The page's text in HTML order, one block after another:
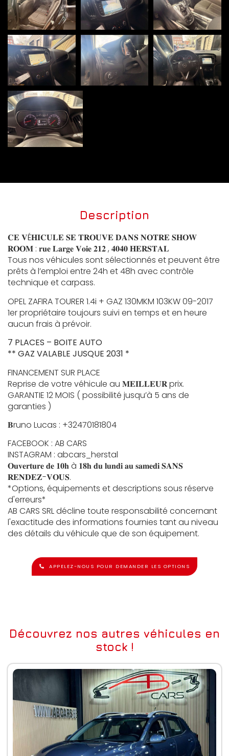
Description
𝐂𝐄 𝐕É𝐇𝐈𝐂𝐔𝐋𝐄 𝐒𝐄 𝐓𝐑𝐎𝐔𝐕𝐄 𝐃𝐀𝐍𝐒 𝐍𝐎𝐓𝐑𝐄 𝐒𝐇𝐎𝐖
𝐑𝐎𝐎𝐌 : 𝐫𝐮𝐞 𝐋𝐚𝐫𝐠𝐞 𝐕𝐨𝐢𝐞 𝟐𝟏𝟐 , 𝟒𝟎𝟒𝟎 𝐇𝐄𝐑𝐒𝐓𝐀𝐋
Tous nos véhicules sont sélectionnés et peuvent être
prêts à l’emploi entre 24h et 48h avec contrôle
technique et carpass.
OPEL ZAFIRA TOURER 1.4i + GAZ 130MKM 103KW 09-2017
1er propriétaire toujours suivi en temps et en heure
aucun frais à prévoir.
7 PLACES – BOITE AUTO
** GAZ VALABLE JUSQUE 2031 *
FINANCEMENT SUR PLACE
Reprise de votre véhicule au 𝐌𝐄𝐈𝐋𝐋𝐄𝐔𝐑 prix.
GARANTIE 12 MOIS ( possibilité jusqu’à 5 ans de
garanties )
𝐁runo Lucas : +32470181804
FACEBOOK : AB CARS
INSTAGRAM : abcars_herstal
𝐎𝐮𝐯𝐞𝐫𝐭𝐮𝐫𝐞 𝐝𝐞 𝟏𝟎𝐡 à 𝟏𝟖𝐡 𝐝𝐮 𝐥𝐮𝐧𝐝𝐢 𝐚𝐮 𝐬𝐚𝐦𝐞𝐝𝐢 𝐒𝐀𝐍𝐒
𝐑𝐄𝐍𝐃𝐄𝐙-𝐕𝐎𝐔𝐒.
*Options, équipements et descriptions sous réserve
d'erreurs*
AB CARS SRL décline toute responsabilité concernant
l'exactitude des informations fournies tant au niveau
des détails du véhicule que de son équipement.
APPELEZ-NOUS POUR DEMANDER LES OPTIONS
Découvrez nos autres véhicules en
stock !